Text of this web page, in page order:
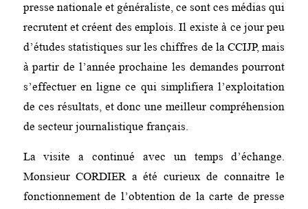
presse nationale et généraliste, ce sont ces médias qui
recrutent et créent des emplois. Il existe à ce jour peu
d’études statistiques sur les chiffres de la CCIJP, mais
à partir de l’année prochaine les demandes pourront
s’effectuer en ligne ce qui simplifiera l’exploitation
de ces résultats, et donc une meilleur compréhension
de secteur journalistique français.
La visite a continué avec un temps d’échange.
Monsieur CORDIER a été curieux de connaitre le
fonctionnement de l’obtention de la carte de presse